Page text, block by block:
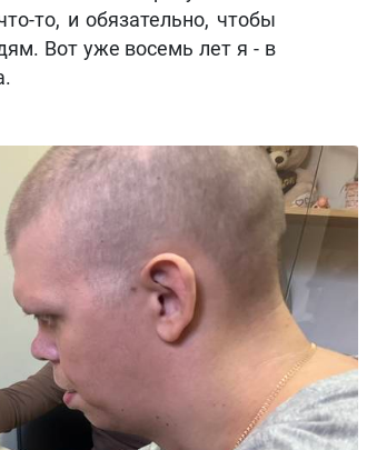
то, и обязательно, чтобы
Вот уже восемь лет я - в